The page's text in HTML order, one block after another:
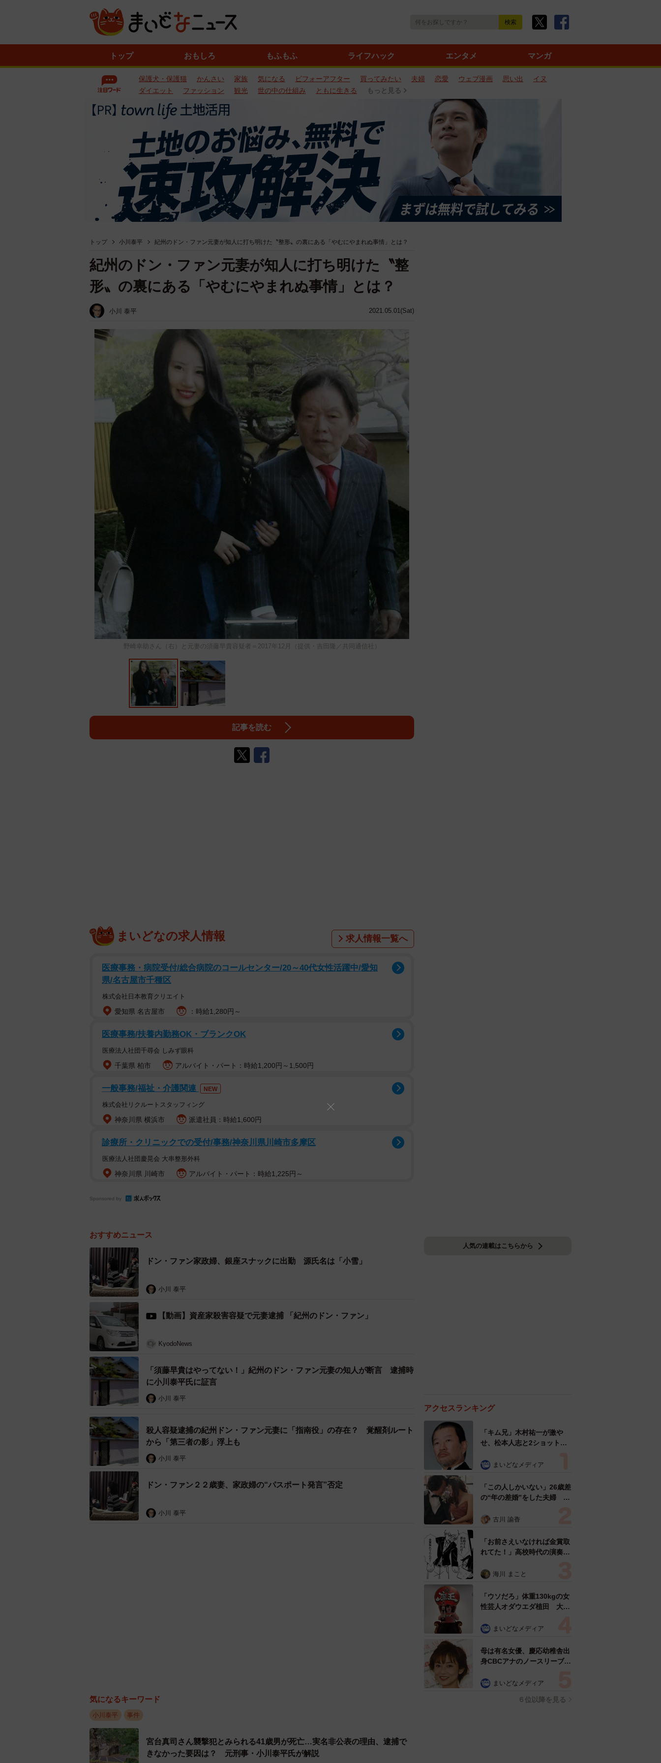
トップ おもしろ もふもふ ライフハック エンタメ マンガ
保護犬・保護猫 かんさい 家族 気になる ビフォーアフター 買ってみたい 夫婦 恋愛 ウェブ漫画 思い出
イヌ
ダイエット
ファッション 観光 世の中の仕組み ともに生きる もっと見る
トップ 小川泰平 紀州のドン・ファン元妻が知人に打ち明けた〝整形〟の裏にある「やむにやまれぬ事情」とは？
2021.05.01(Sat)
紀州のドン・ファン元妻が知人に打ち明けた〝整
形〟の裏にある「やむにやまれぬ事情」とは？
小川 泰平
野崎幸助さん（右）と元妻の須藤早貴容疑者＝2017年12月（提供・吉田隆／共同通信社）
記事を読む
まいどなの求人情報 求人情報一覧へ
医療事務・病院受付/総合病院のコールセンター/20～40代女性活躍中/愛知
県/名古屋市千種区
株式会社日本教育クリエイト
愛知県 名古屋市 ：時給1,280円～
医療事務/扶養内勤務OK・ブランクOK
医療法人社団千尋会 しみず眼科
千葉県 柏市 アルバイト・パート：時給1,200円～1,500円
一般事務/福祉・介護関連 NEW
株式会社リクルートスタッフィング
神奈川県 横浜市 派遣社員：時給1,600円
診療所・クリニックでの受付/事務/神奈川県川崎市多摩区
医療法人社団慶晃会 大串整形外科
神奈川県 川崎市 アルバイト・パート：時給1,225円～
Sponsored by
おすすめニュース
ドン・ファン家政婦、銀座スナックに出勤 源氏名は「小雪」
小川 泰平
【動画】資産家殺害容疑で元妻逮捕 「紀州のドン・ファン」
KyodoNews
「須藤早貴はやってない！」紀州のドン・ファン元妻の知人が断言 逮捕時
に小川泰平氏に証言
小川 泰平
殺人容疑逮捕の紀州ドン・ファン元妻に「指南役」の存在？ 覚醒剤ルート
から「第三者の影」浮上も
小川 泰平
ドン・ファン２２歳妻、家政婦の“パスポート発言”否定
小川 泰平
気になるキーワード
小川泰平 事件
宮台真司さん襲撃犯とみられる41歳男が死亡…実名非公表の理由、逮捕で
きなかった要因は？ 元刑事・小川泰平氏が解説
人気の連載はこちらから
アクセスランキング
「キム兄」木村祐一が激や
せ、松本人志と2ショット
「テキヤの兄さん」
まいどなメディア
「この人しかいない」26歳差
の“年の差婚”をした夫婦 出
た？ 今の思いを聞いた
古川 諭香
「お前さえいなければ金賞取
れてた！」高校時代の演奏会
生は楽器修理職人に 10年後
ぬ申し出【漫画】
海川 まこと
「ウソだろ」体重130kgの女
性芸人オダウエダ植田 大学
で」 まいどなメディア
母は有名女優、慶応幼稚舎出
身CBCアナのノースリーブ姿
る」「天使の笑顔」
まいどなメディア
６位以降を見る